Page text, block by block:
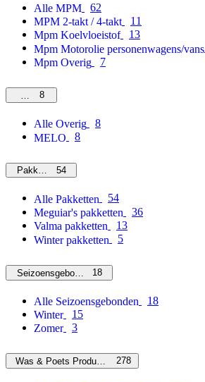
Alle MPM
62
MPM 2-takt / 4-takt
11
Mpm Koelvloeistof
13
Mpm Motorolie personenwagens/vans
Mpm Overig
7
Overig
8
Alle Overig
8
MELO
8
Pakketten54
Alle Pakketten
54
Meguiar's pakketten
36
Valma pakketten
13
Winter pakketten
5
Seizoensgebonden18
Alle Seizoensgebonden
18
Winter
15
Zomer
3
Was & Poets Producten 278